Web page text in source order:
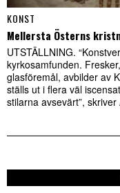
KONST
Mellersta Österns
UTSTÄLLNING.
kyrkosamfunden.
glasföremål, avbilder av
ställs ut i flera väl
stilarna avsevärt”,